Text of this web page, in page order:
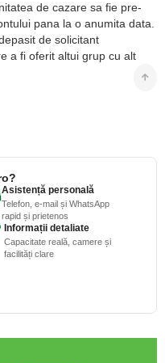
de cazare sa fie pre-
pana la o anumita data.
de solicitant
a fi oferit altui grup cu alt
Asistență personală
Telefon, e-mail și WhatsApp
rapid și prietenos
Informații detaliate
Capacitate reală, camere și
facilități clare